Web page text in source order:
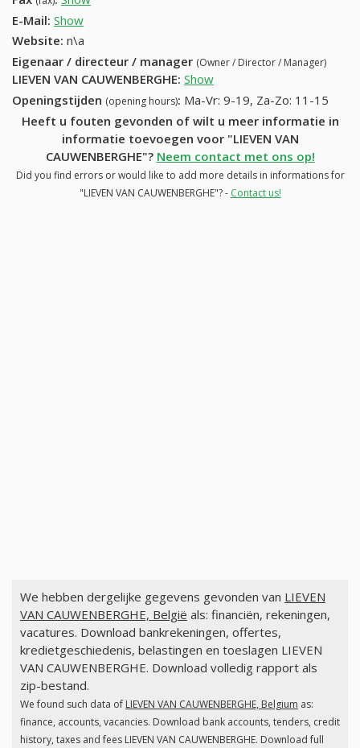
E-Mail: Show
Website: n\a
Eigenaar / directeur / manager (Owner / Director / Manager)
LIEVEN VAN CAUWENBERGHE: Show
Openingstijden (opening hours): Ma-Vr: 9-19, Za-Zo: 11-15
Heeft u fouten gevonden of wilt u meer informatie in
informatie toevoegen voor "LIEVEN VAN
CAUWENBERGHE"? Neem contact met ons op!
Did you find errors or would like to add more details in informations for
"LIEVEN VAN CAUWENBERGHE"? - Contact us!
We hebben dergelijke gegevens gevonden van LIEVEN
VAN CAUWENBERGHE, België als: financiën, rekeningen,
vacatures. Download bankrekeningen, offertes,
kredietgeschiedenis, belastingen en toeslagen LIEVEN
VAN CAUWENBERGHE. Download volledig rapport als
zip-bestand.
We found such data of LIEVEN VAN CAUWENBERGHE, Belgium as:
finance, accounts, vacancies. Download bank accounts, tenders, credit
history, taxes and fees LIEVEN VAN CAUWENBERGHE. Download full